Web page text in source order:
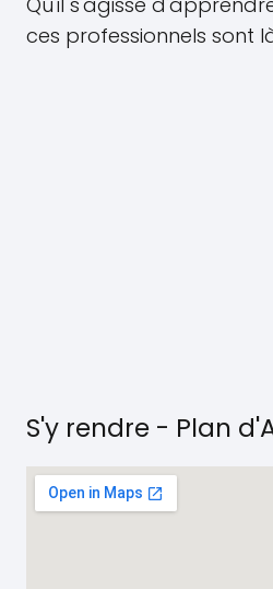
ces professionnels sont
S'y rendre - Plan